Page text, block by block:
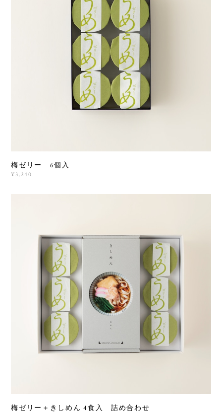
梅ゼリー 6個入
¥3,240
梅ゼリー＋きしめん 4食入 詰め合わせ